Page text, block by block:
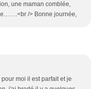
une maman comblée,
/> Bonne journée,
moi il est parfait et je